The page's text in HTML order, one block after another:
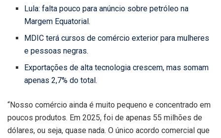
Lula: falta pouco para anúncio sobre petróleo na
Margem Equatorial.
MDIC terá cursos de comércio exterior para mulheres
e pessoas negras.
Exportações de alta tecnologia crescem, mas somam
apenas 2,7% do total.
“Nosso comércio ainda é muito pequeno e concentrado em
poucos produtos. Em 2025, foi de apenas 55 milhões de
dólares, ou seja, quase nada. O único acordo comercial que